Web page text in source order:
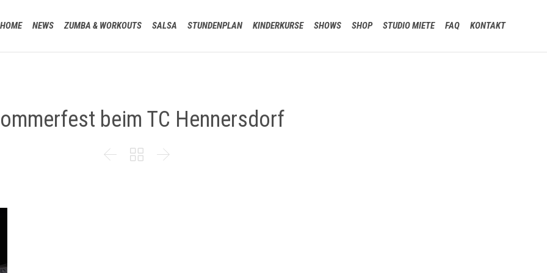
HOME NEWS ZUMBA & WORKOUTS SALSA STUNDENPLAN KINDERKURSE SHOWS SHOP STUDIO MIETE FAQ KONTAKT
beim TC Hennersdorf
  